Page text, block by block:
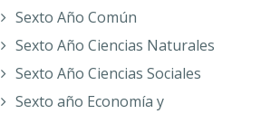
Sexto Año Común
Sexto Año Ciencias Naturales
Sexto Año Ciencias Sociales
Sexto año Economía y